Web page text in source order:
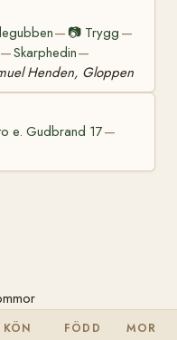
— 📷 Trygg —
—Skarphedin—
Henden, Gloppen
e. Gudbrand 17—
KÖN FÖDD MOR